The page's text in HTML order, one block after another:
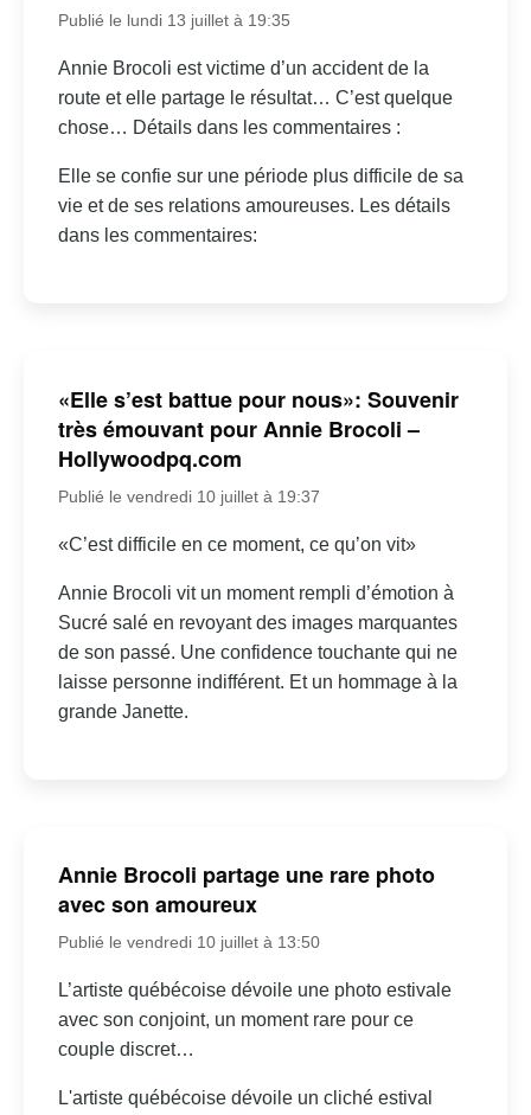
Publié le lundi 13 juillet à 19:35
Annie Brocoli est victime d’un accident de la
route et elle partage le résultat… C’est quelque
chose… Détails dans les commentaires :
Elle se confie sur une période plus difficile de sa
vie et de ses relations amoureuses. Les détails
dans les commentaires:
«Elle s’est battue pour nous»: Souvenir
très émouvant pour Annie Brocoli –
Hollywoodpq.com
Publié le vendredi 10 juillet à 19:37
«C’est difficile en ce moment, ce qu’on vit»
Annie Brocoli vit un moment rempli d’émotion à
Sucré salé en revoyant des images marquantes
de son passé. Une confidence touchante qui ne
laisse personne indifférent. Et un hommage à la
grande Janette.
Annie Brocoli partage une rare photo
avec son amoureux
Publié le vendredi 10 juillet à 13:50
L’artiste québécoise dévoile une photo estivale
avec son conjoint, un moment rare pour ce
couple discret…
L'artiste québécoise dévoile un cliché estival